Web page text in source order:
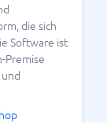
die sich
Software ist
Premise